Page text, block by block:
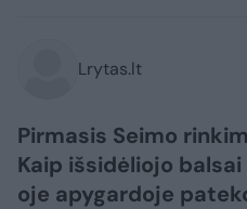
Lrytas.lt
Pirmasis Seimo
Kaip išsidėliojo
oje apygardoje